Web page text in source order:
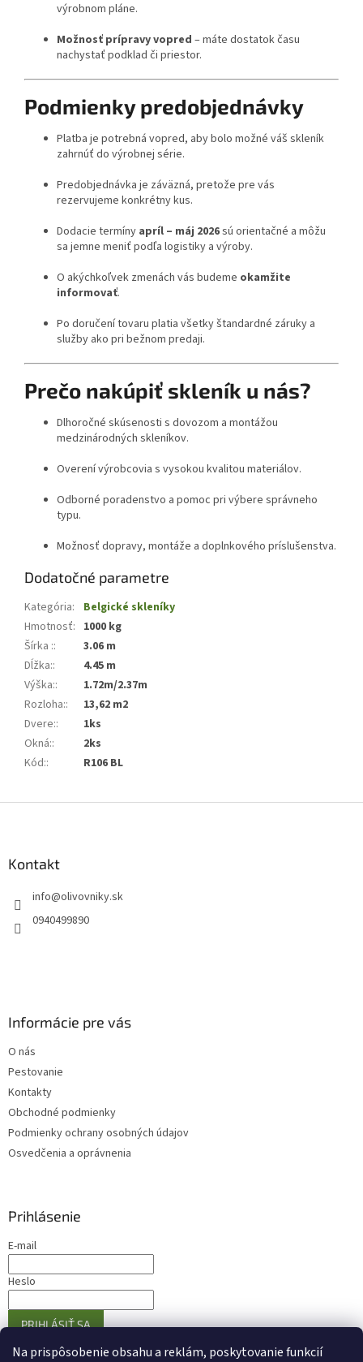
Na prispôsobenie obsahu a reklám, poskytovanie funkcií
výrobnom pláne.
Možnosť prípravy vopred – máte dostatok času
nachystať podklad či priestor.
Podmienky predobjednávky
Platba je potrebná vopred, aby bolo možné váš skleník
zahrnúť do výrobnej série.
Predobjednávka je záväzná, pretože pre vás
rezervujeme konkrétny kus.
Dodacie termíny apríl – máj 2026sú orientačné a môžu
sa jemne meniť podľa logistiky a výroby.
O akýchkoľvek zmenách vás budeme okamžite
informovať.
Po doručení tovaru platia všetky štandardné záruky a
služby ako pri bežnom predaji.
Prečo nakúpiť skleník u nás?
Dlhoročné skúsenosti s dovozom a montážou
medzinárodných skleníkov.
Overení výrobcovia s vysokou kvalitou materiálov.
Odborné poradenstvo a pomoc pri výbere správneho
typu.
Možnosť dopravy, montáže a doplnkového príslušenstva.
Dodatočné parametre
Kategória:
Belgické skleníky
Hmotnosť: 1000 kg
Šírka ::
3.06 m
Dĺžka::
4.45 m
Výška::
1.72m/2.37m
Rozloha::
13,62 m2
Dvere::
1ks
Okná::
2ks
Kód:: R106 BL
Kontakt
info@olivovniky.sk
0940499890
Informácie pre vás
O nás
Pestovanie
Kontakty
Obchodné podmienky
Podmienky ochrany osobných údajov
Osvedčenia a oprávnenia
Prihlásenie
E-mail
Heslo
PRIHLÁSIŤ SA
Nová registrácia Zabudnuté heslo